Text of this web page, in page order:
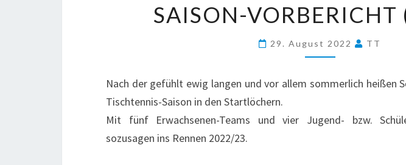
VORBERICHT
SAISON-VORBERICHT
29. August 2022 TT
Nach der gefühlt ewig langen und vor allem sommerlich heißen
Tischtennis-Saison in den Startlöchern.
Mit fünf Erwachsenen-Teams und vier Jugend- bzw.
sozusagen ins Rennen 2022/23.